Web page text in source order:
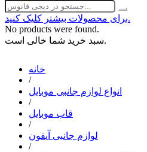
برای محصولات بیشتر کلیک کنید.
No products were found.
سبد خرید شما خالی است.
خانه
/
انواع لوازم جانبی موبایل
/
قاب موبایل
/
لوازم جانبی آیفون
/